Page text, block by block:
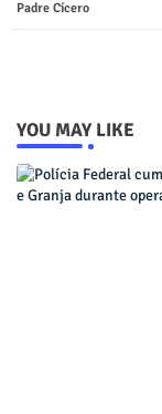
Padre Cícero
YOU MAY LIKE